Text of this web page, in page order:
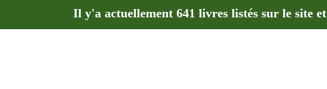
Il y'a actuellement 641 livreslistés sur le site et